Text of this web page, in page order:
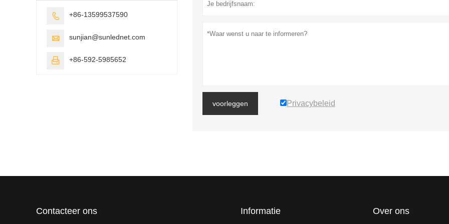
voorleggen Privacybeleid
 +86-13599537590
 sunjian@sunlednet.com
 +86-592-5985652
Contacteer ons Informatie Over ons